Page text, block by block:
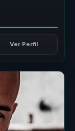
Ver Perfil